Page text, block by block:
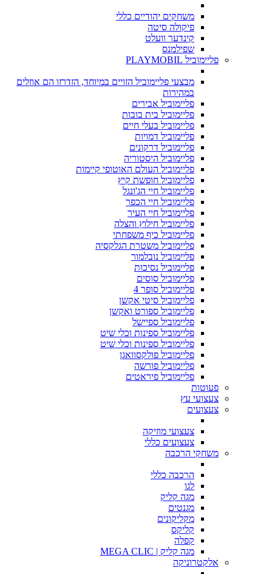
משחקים יהודיים כללי
פיקולה סיטה
קינדער וועלט
שפילמנס
פליימוביל PLAYMOBIL
מבצעי פליימוביל הזויים במיוחד, הזדרזו הם אוזלים
במהירות
פליימוביל אבירים
פליימוביל בית בובות
פליימוביל בעלי חיים
פליימוביל דמויות
פליימוביל דרקונים
פליימוביל היסטוריה
פליימוביל העולם האוטופי קיימות
פליימוביל חופשת קיץ
פליימוביל חיי הג'ונגל
פליימוביל חיי הכפר
פליימוביל חיי העיר
פליימוביל חילוץ והצלה
פליימוביל כיף משפחתי
פליימוביל משטרת הגלקסיה
פליימוביל נובלמור
פליימוביל נסיכות
פליימוביל סוסים
פליימוביל סופר 4
פליימוביל סיטי אקשן
פליימוביל ספורט ואקשן
פליימוביל ספיישל
פליימוביל ספינות וכלי שיט
פליימוביל ספינות וכלי שיט
פליימוביל פולקסוואגן
פליימוביל פורשה
פליימוביל פיראטים
פעוטות
צעצועי עץ
צעצועים
צעצועי מוזיקה
צעצועים כללי
משחקי הרכבה
הרכבה כללי
לגו
מגה קליק
מגנטים
מקליקונים
קליקס
קפלה
מגה קליק | MEGA CLIC
אלקטרוניקה